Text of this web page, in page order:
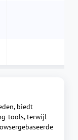
biedt
tools, terwijl